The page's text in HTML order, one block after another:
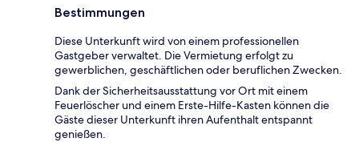
Bestimmungen
Diese Unterkunft wird von einem professionellen
Gastgeber verwaltet. Die Vermietung erfolgt zu
gewerblichen, geschäftlichen oder beruflichen Zwecken.
Dank der Sicherheitsausstattung vor Ort mit einem
Feuerlöscher und einem Erste-Hilfe-Kasten können die
Gäste dieser Unterkunft ihren Aufenthalt entspannt
genießen.